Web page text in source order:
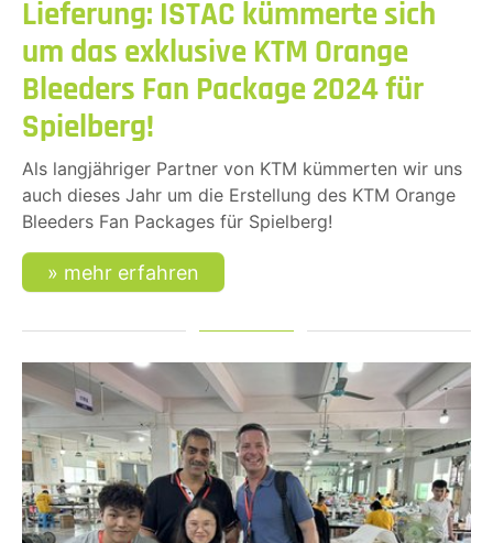
Lieferung: ISTAC kümmerte sich
um das exklusive KTM Orange
Bleeders Fan Package 2024 für
Spielberg!
Als langjähriger Partner von KTM kümmerten wir uns
auch dieses Jahr um die Erstellung des KTM Orange
Bleeders Fan Packages für Spielberg!
mehr erfahren